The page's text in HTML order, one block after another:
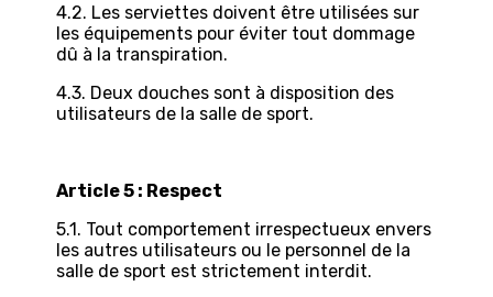
4.2. Les serviettes doivent être utilisées sur
les équipements pour éviter tout dommage
dû à la transpiration.
4.3. Deux douches sont à disposition des
utilisateurs de la salle de sport.
Article 5 : Respect
5.1. Tout comportement irrespectueux envers
les autres utilisateurs ou le personnel de la
salle de sport est strictement interdit.